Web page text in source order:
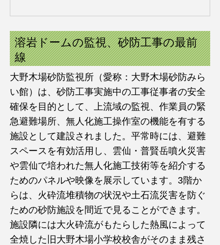
溶岩ドームの監視、砂防工事の最前
線
大野木場砂防監視所（愛称：大野木場砂防みら
い館）は、砂防工事実施中の工事従事者の安全
確保を目的として、上流域の監視、作業員の緊
急避難場所、無人化施工操作室の機能を有する
施設として建設されました。平常時には、避難
スペースを有効活用し、雲仙・普賢岳噴火災害
や雲仙で培われた無人化施工技術等を紹介する
ためのパネルや映像を展示しています。3階か
らは、火砕流堆積物の状況や土石流災害を防ぐ
ための砂防施設を間近で見ることができます。
施設隣には大火砕流がもたらした熱風によって
全焼した旧大野木場小学校校舎がそのまま残さ